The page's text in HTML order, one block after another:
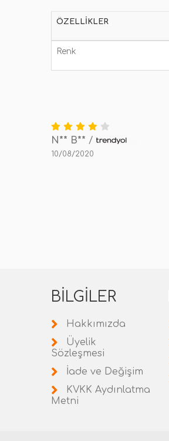
ÖZELLIKLER
Renk
N** B** /
10/08/2020
BILGILER
Hakkımızda
Üyelik
Sözleşmesi
İade ve Değişim
KVKK Aydınlatma
Metni